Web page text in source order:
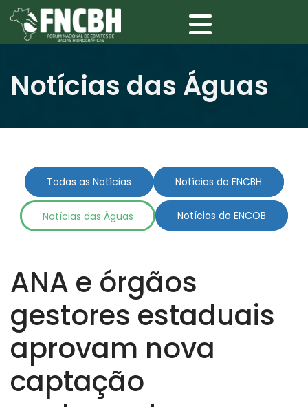
Notícias das Águas
Todas as Notícias Notícias do FNCBH
Notícias das Águas Notícias do ENCOB
ANA e órgãos
gestores estaduais
aprovam nova
captação